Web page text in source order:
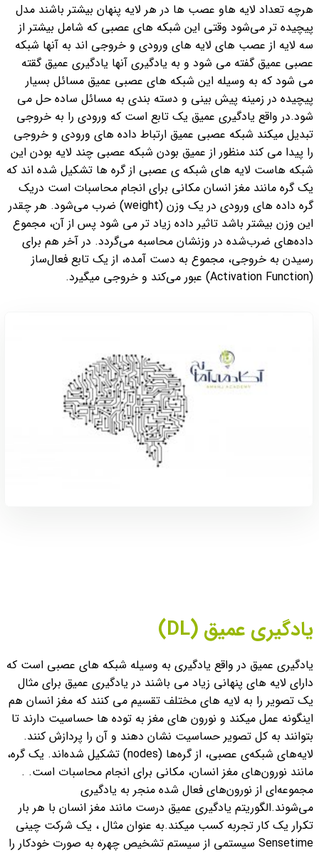
هرچه تعداد لایه هاو عصب ها در هر لایه پنهان بیشتر باشند مدل
پیچیده تر می‌شود وقتی این شبکه های عصبی که شامل بیشتر از
سه لایه از عصب های لایه های ورودی و خروجی اند به آنها شبکه
عصبی عمیق گفته می شود و به یادگیری آنها یادگیری عمیق گقته
می شود که به وسیله این شبکه های عصبی عمیق مسائل بسیار
پیچیده در زمینه پیش بینی و دسته بندی به مسائل ساده حل می
شود.در واقع یادگیری عمیق یک تابع است که ورودی را به خروجی
تبدیل میکند شبکه عصبی عمیق ارتباط داده های ورودی و خروجی
را پیدا می کند منظور از عمیق بودن شبکه عصبی چند لایه بودن این
شبکه هاست لایه های شبکه ی عصبی از گره ها تشکیل شده اند که
یک گره مانند مغز انسان مکانی برای انجام محاسبات است دریک
گره داده های ورودی در یک وزن (weight) ضرب می‌شود. هر چقدر
این وزن بیشتر باشد تاثیر داده زیاد تر می شود پس از آن، مجموع
داده‌های ضرب‌شده در وزنشان محاسبه می‌گردد. در آخر هم برای
رسیدن به خروجی، مجموع به دست آمده، از یک تابع فعال‌ساز
(Activation Function) عبور می‌کند و خروجی میگیرد.
یادگیری عمیق (DL)
یادگیری عمیق در واقع یادگیری به وسیله شبکه های عصبی است که
دارای لایه های پنهانی زیاد می باشند در یادگیری عمیق برای مثال
یک تصویر را به لایه های مختلف تقسیم می کنند که مغز انسان هم
اینگونه عمل میکند و نورون های مغز به توده ها حساسیت دارند تا
بتوانند به کل تصویر حساسیت نشان دهند و آن را پردازش کنند.
لایه‌های شبکه‌ی عصبی، از گره‌ها (nodes) تشکیل شده‌اند. یک گره،
مانند نورون‌های مغز انسان، مکانی برای انجام محاسبات است. .
مجموعه‌ای از نورون‌های فعال شده منجر به یادگیری
می‌شوند.الگوریتم یادگیری عمیق درست مانند مغز انسان با هر بار
تکرار یک کار تجربه کسب میکند.به عنوان مثال ، یک شرکت چینی
Sensetime سیستمی از سیستم تشخیص چهره به صورت خودکار را